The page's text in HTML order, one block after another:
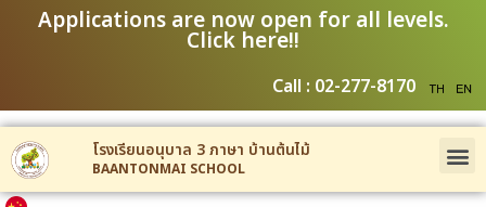
Applications are now open for all levels.
Click here!!
Call : 02-277-8170
โรงเรียนอนุบาล 3 ภาษา บ้านต้นไม้
BAANTONMAI SCHOOL